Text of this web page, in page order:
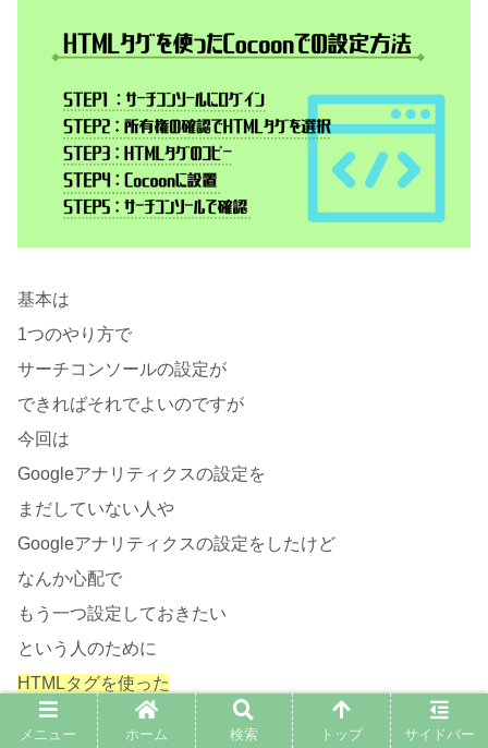
基本は
1つのやり方で
サーチコンソールの設定が
できればそれでよいのですが
今回は
Googleアナリティクスの設定を
まだしていない人や
Googleアナリティクスの設定をしたけど
なんか心配で
もう一つ設定しておきたい
という人のために
HTMLタグを使った
テーマはCocoonでの設定方法
メニュー ホーム 検索 トップ サイドバー